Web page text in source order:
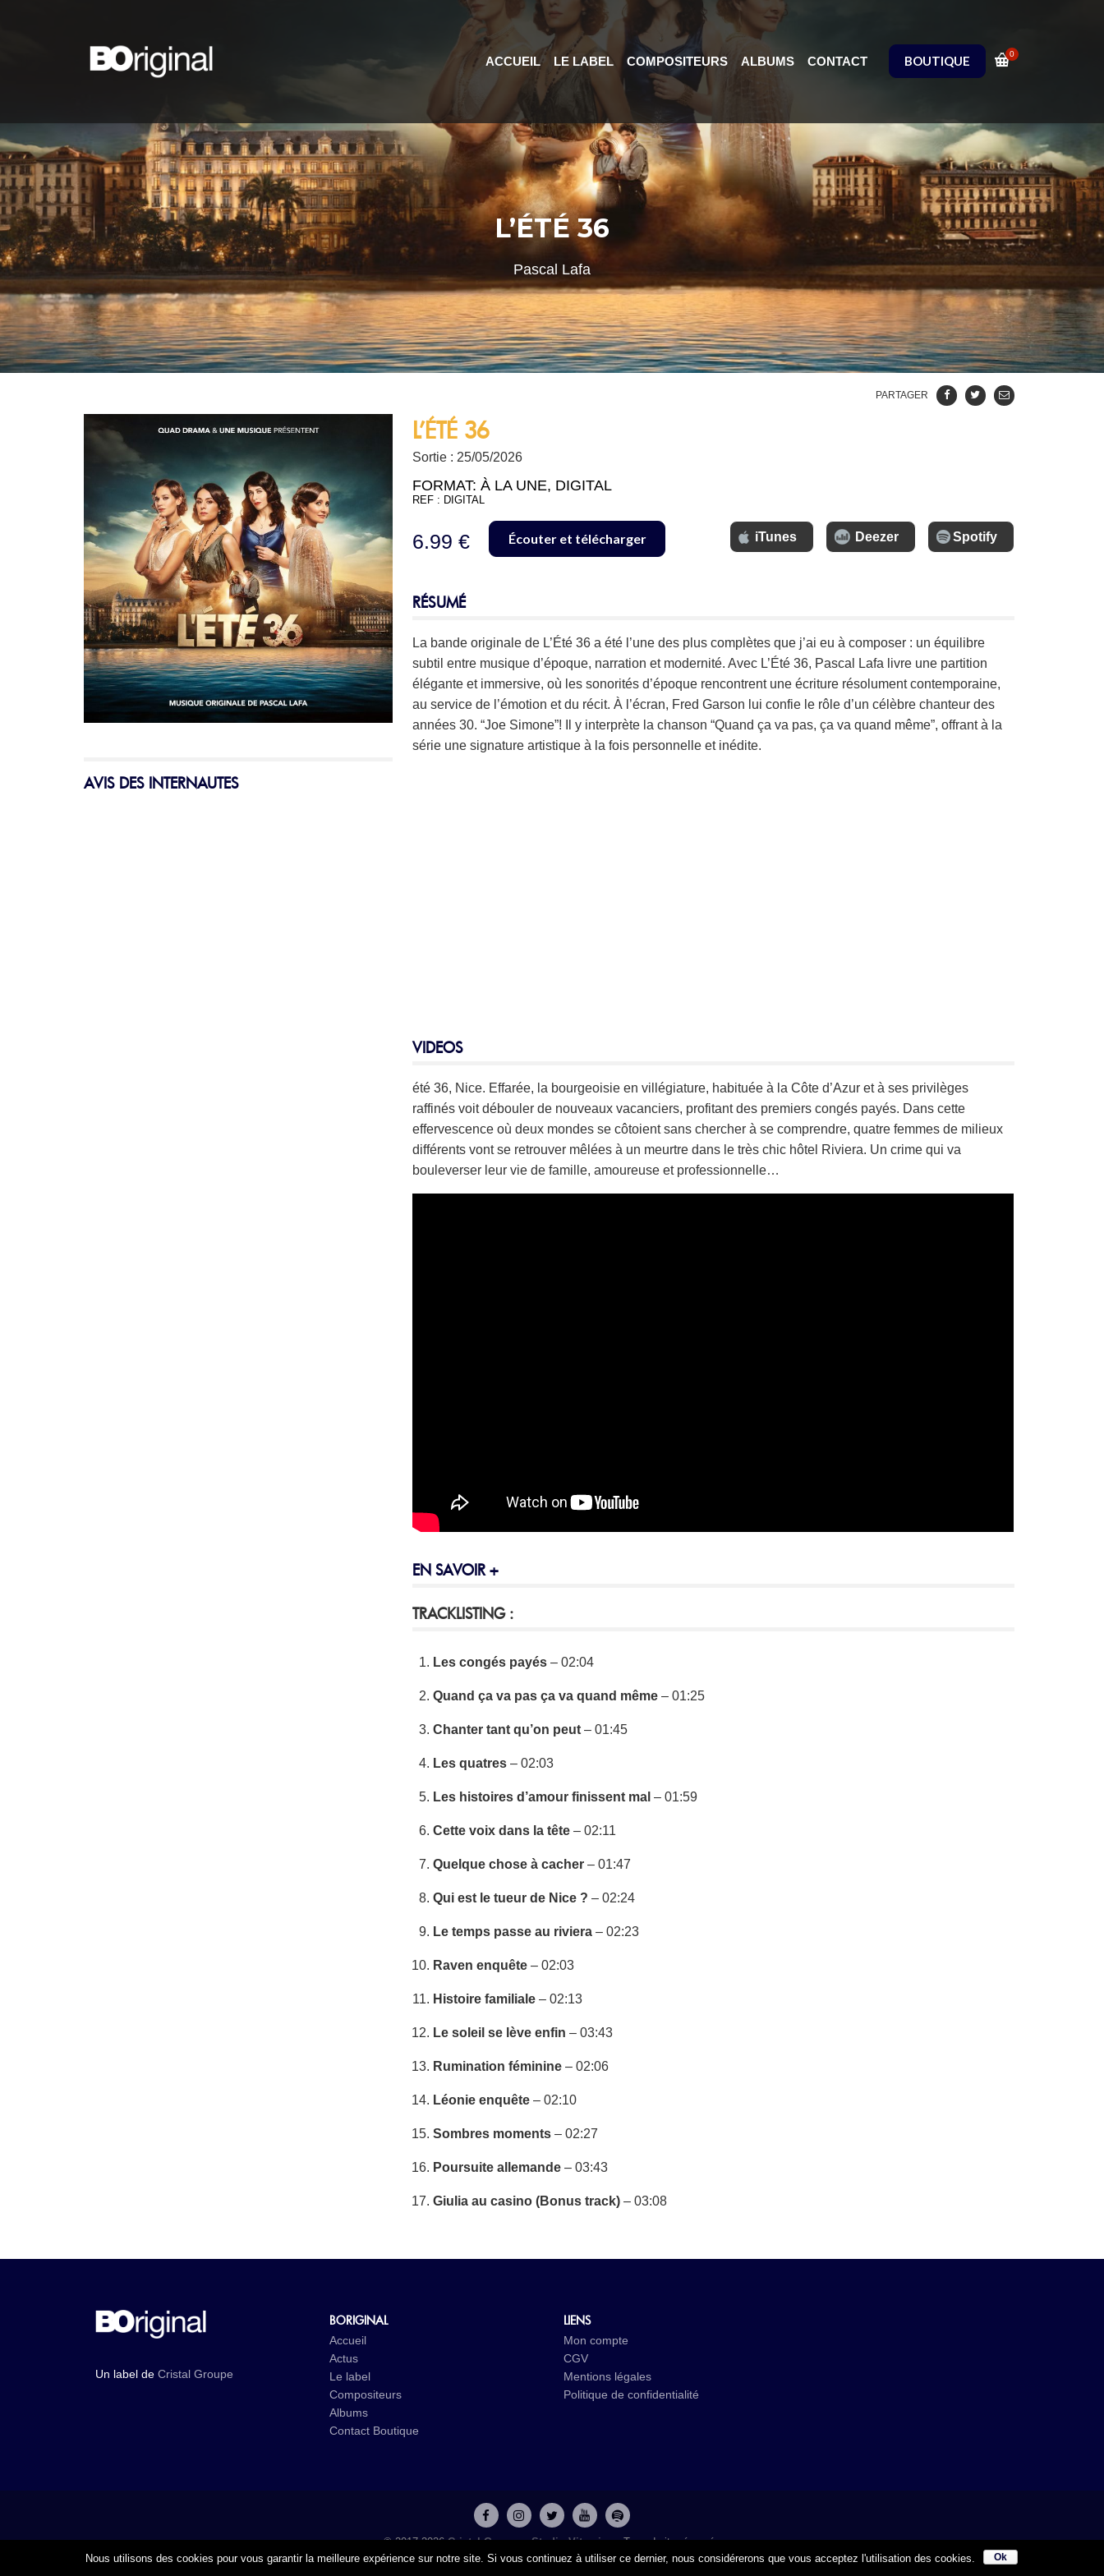
ACCUEIL LE LABEL COMPOSITEURS ALBUMS CONTACT BOUTIQUE 0
L’ÉTÉ 36
Pascal Lafa
AVIS DES INTERNAUTES
PARTAGER
L’ÉTÉ 36
Sortie : 25/05/2026
FORMAT:À LA UNE, DIGITAL
REF : DIGITAL
6.99 € Écouter et télécharger iTunes Deezer Spotify
RÉSUMÉ
La bande originale de L’Été 36 a été l’une des plus complètes que j’ai eu à composer : un équilibre
subtil entre musique d’époque, narration et modernité. Avec L’Été 36, Pascal Lafa livre une partition
élégante et immersive, où les sonorités d’époque rencontrent une écriture résolument contemporaine,
au service de l’émotion et du récit. À l’écran, Fred Garson lui confie le rôle d’un célèbre chanteur des
années 30. “Joe Simone”! Il y interprète la chanson “Quand ça va pas, ça va quand même”, offrant à la
série une signature artistique à la fois personnelle et inédite.
VIDEOS
été 36, Nice. Effarée, la bourgeoisie en villégiature, habituée à la Côte d’Azur et à ses privilèges
raffinés voit débouler de nouveaux vacanciers, profitant des premiers congés payés. Dans cette
effervescence où deux mondes se côtoient sans chercher à se comprendre, quatre femmes de milieux
différents vont se retrouver mêlées à un meurtre dans le très chic hôtel Riviera. Un crime qui va
bouleverser leur vie de famille, amoureuse et professionnelle…
EN SAVOIR +
TRACKLISTING :
Les congés payés – 02:04
Quand ça va pas ça va quand même – 01:25
Chanter tant qu’on peut– 01:45
Les quatres – 02:03
Les histoires d’amour finissent mal – 01:59
Cette voix dans la tête – 02:11
Quelque chose à cacher – 01:47
Qui est le tueur de Nice ? – 02:24
Le temps passe au riviera – 02:23
Raven enquête– 02:03
Histoire familiale – 02:13
Le soleil se lève enfin– 03:43
Rumination féminine – 02:06
Léonie enquête– 02:10
Sombres moments – 02:27
Poursuite allemande– 03:43
Giulia au casino (Bonus track)– 03:08
Un label de Cristal Groupe
BORIGINAL
Accueil
Actus
Le label
Compositeurs
Albums
Contact Boutique
LIENS
Mon compte
CGV
Mentions légales
Politique de confidentialité
© 2017-2026Cristal Groupe-Studio Vitamine- Tous droits réservés
Nous utilisons des cookies pour vous garantir la meilleure expérience sur notre site. Si vous continuez à utiliser ce dernier, nous considérerons que vous acceptez l'utilisation des cookies.
Ok